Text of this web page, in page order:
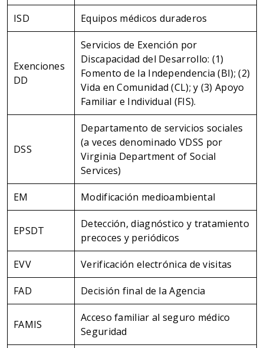
ISD Equipos médicos duraderos
Exenciones
DD
Servicios de Exención por
Discapacidad del Desarrollo: (1)
Fomento de la Independencia (BI); (2)
Vida en Comunidad (CL); y (3) Apoyo
Familiar e Individual (FIS).
DSS
Departamento de servicios sociales
(a veces denominado VDSS por
Virginia Department of Social
Services)
EM Modificación medioambiental
EPSDT
Detección, diagnóstico y tratamiento
precoces y periódicos
EVV Verificación electrónica de visitas
FAD Decisión final de la Agencia
FAMIS
Acceso familiar al seguro médico
Seguridad